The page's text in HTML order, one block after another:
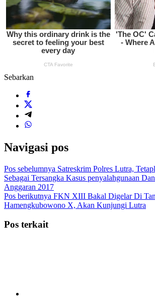
Sebarkan
Navigasi pos
Pos sebelumnya Satreskrim Polres Lutra,
Sebagai Tersangka Kasus penyalahgunaan
Anggaran 2017
Pos berikutnya FKN XIII Bakal Digelar Di
Hamengkubowono X, Akan Kunjungi Lutra
Pos terkait